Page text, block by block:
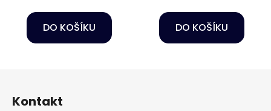
DO KOŠÍKU DO KOŠÍKU
Kontakt